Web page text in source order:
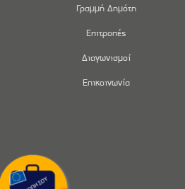
Γραμμή Δημότη
Επιτροπές
Διαγωνισμοί
Επικοινωνία